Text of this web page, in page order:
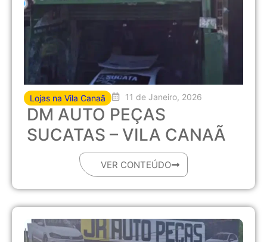
Lojas na Vila Canaã 11 de Janeiro, 2026
DM AUTO PEÇAS
SUCATAS – VILA CANAÃ
VER CONTEÚDO